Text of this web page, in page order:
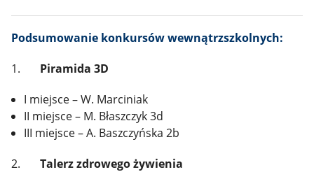
Podsumowanie konkursów wewnątrzszkolnych:
1.
Piramida 3D
I miejsce – W. Marciniak
II miejsce – M. Błaszczyk 3d
III miejsce – A. Baszczyńska 2b
2. Talerz zdrowego żywienia